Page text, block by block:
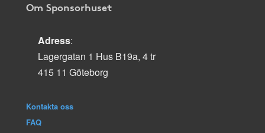
Om Sponsorhuset
Adress:
Lagergatan 1 Hus B19a, 4 tr
415 11 Göteborg
Kontakta oss
FAQ